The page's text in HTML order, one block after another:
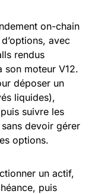
on-chain
avec
rendus
son moteur V12.
déposer un
liquides),
suivre les
devoir gérer
options.
un actif,
puis